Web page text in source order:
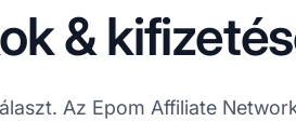
&
Az Epom Affiliate